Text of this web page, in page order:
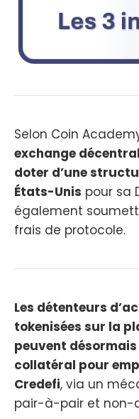
Selon Coin
exchange
doter d’une
États-Unis pour sa
également
frais de protocole.
Les détenteurs
tokenisées sur la
peuvent
collatéral pour
Credefi, via un
pair-à-pair et non-